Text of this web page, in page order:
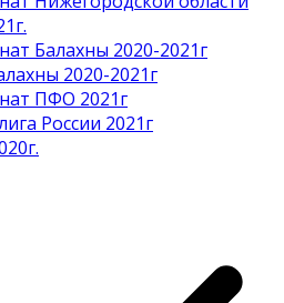
Балахны 2020-2021г
2020-2021г
ПФО 2021г
России 2021г